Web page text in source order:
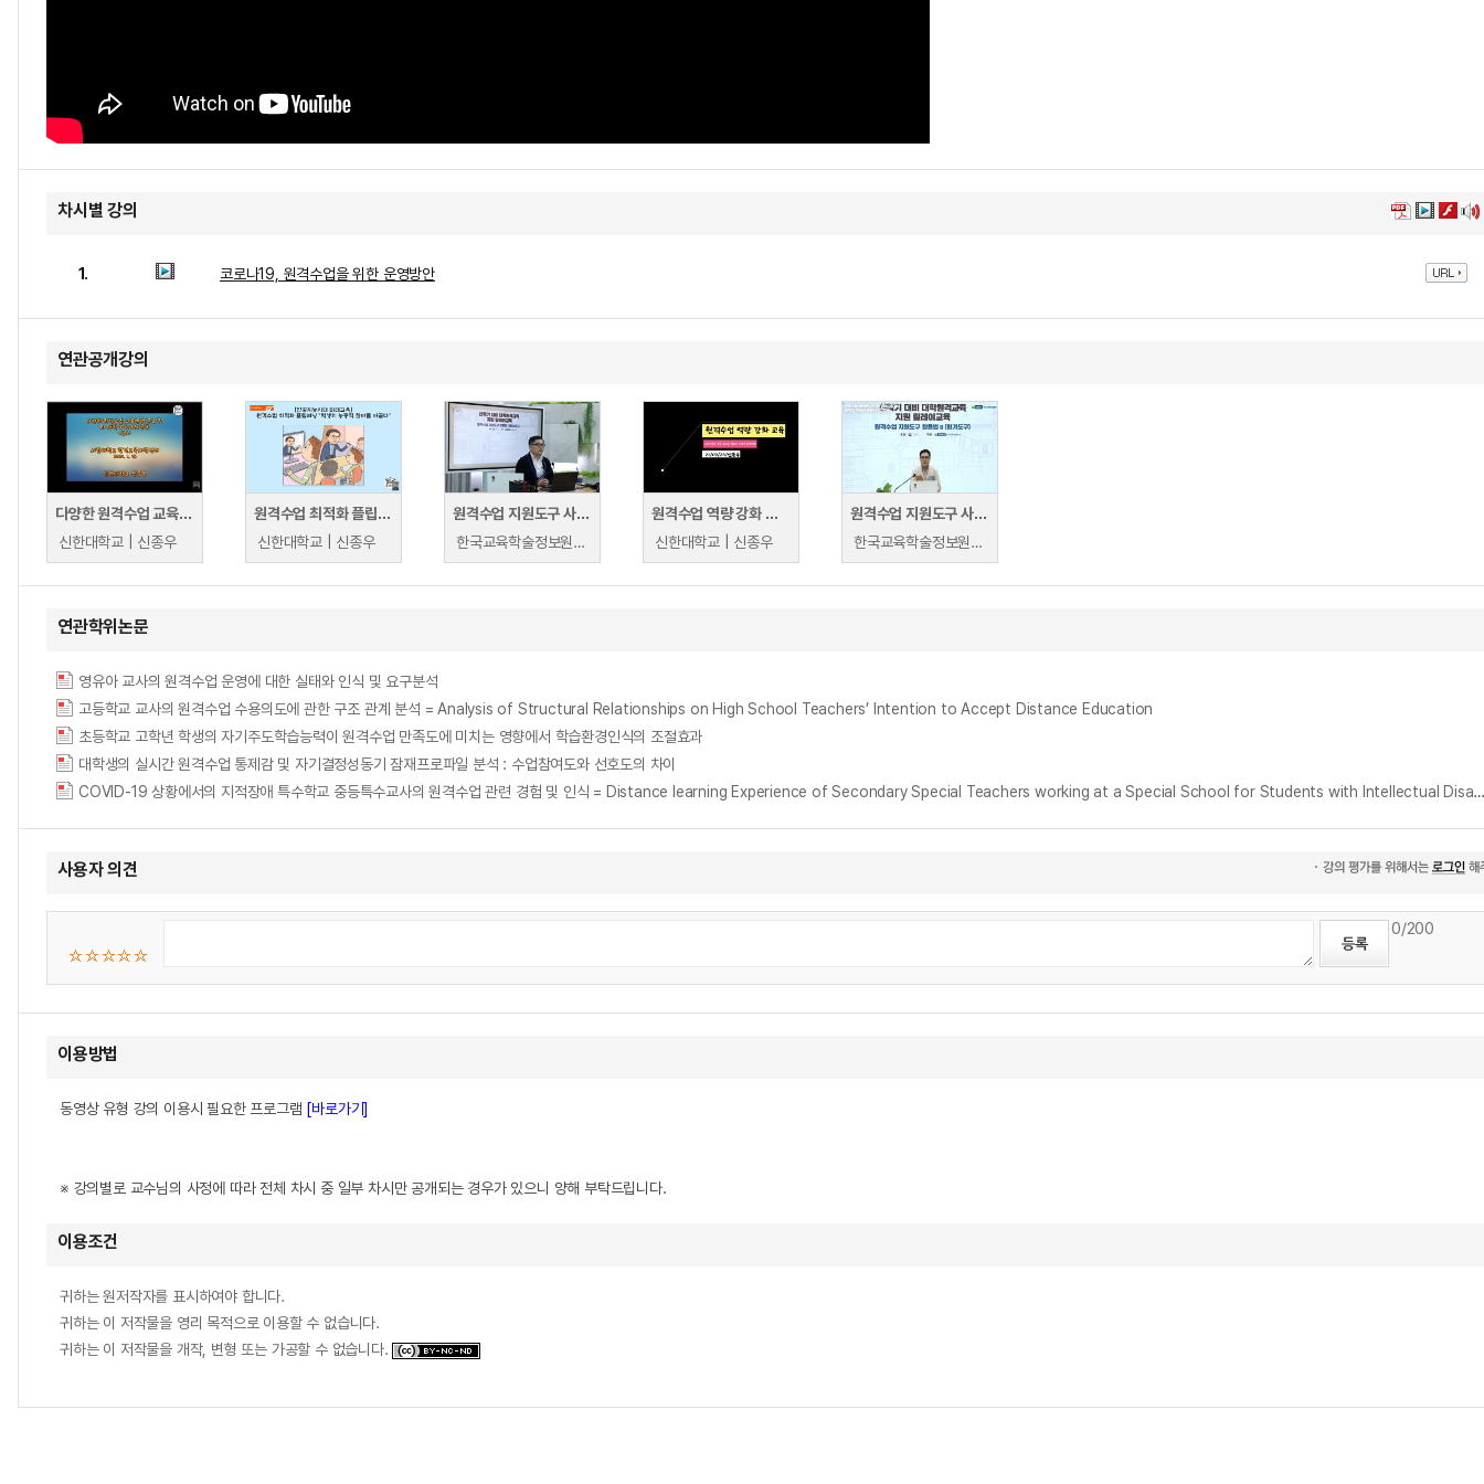
차시별 강의
1. 코로나19, 원격수업을 위한 운영방안
연관공개강의
다양한 원격수업 교육방법 공유 및 타 대학 우수사례 공유 교수법
신한대학교 | 신종우
원격수업 최적화 플립러닝 "학생의 능동적 참여를 이끌다"
신한대학교 | 신종우
원격수업 지원도구 사용법I
한국교육학술정보원 | 이문영(호남대학교).
원격수업 역량 강화 교수법
신한대학교 | 신종우
원격수업 지원도구 사용법II
한국교육학술정보원 | 이문영(호남대학교).
연관학위논문
영유아 교사의 원격수업 운영에 대한 실태와 인식 및 요구분석
고등학교 교사의 원격수업 수용의도에 관한 구조 관계 분석 = Analysis of Structural Relationships on High School Teachers’ Intention to Accept Distance Education
초등학교 고학년 학생의 자기주도학습능력이 원격수업 만족도에 미치는 영향에서 학습환경인식의 조절효과
대학생의 실시간 원격수업 통제감 및 자기결정성동기 잠재프로파일 분석 : 수업참여도와 선호도의 차이
COVID-19 상황에서의 지적장애 특수학교 중등특수교사의 원격수업 관련 경험 및 인식 = Distance learning Experience of Secondary Special Teachers working at
사용자 의견
0/200
이용방법
동영상 유형 강의 이용시 필요한 프로그램 [바로가기]
※ 강의별로 교수님의 사정에 따라 전체 차시 중 일부 차시만 공개되는 경우가 있으니 양해 부탁드립니다.
이용조건
귀하는 원저작자를 표시하여야 합니다.
귀하는 이 저작물을 영리 목적으로 이용할 수 없습니다.
귀하는 이 저작물을 개작, 변형 또는 가공할 수 없습니다.